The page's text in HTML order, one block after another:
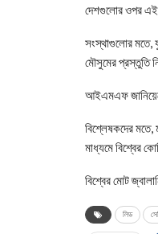
দেশগুলোর ওপর এই
সংস্থাগুলোর মতে,
মৌসুমের প্রস্তুতি
আইএমএফ
বিশ্লেষকদের মতে,
মাধ্যমে বিশ্বের
বিশ্বের মোট
লিড